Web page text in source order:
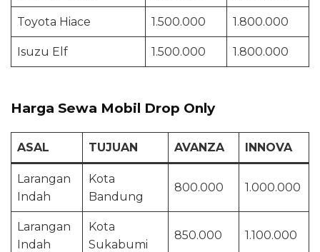
Toyota Hiace 1.500.000 1.800.000
Isuzu Elf 1.500.000 1.800.000
Harga Sewa Mobil Drop Only
ASAL TUJUAN AVANZA INNOVA
Larangan
Indah
Kota
Bandung
800.000 1.000.000
Larangan
Indah
Kota
Sukabumi
850.000 1.100.000